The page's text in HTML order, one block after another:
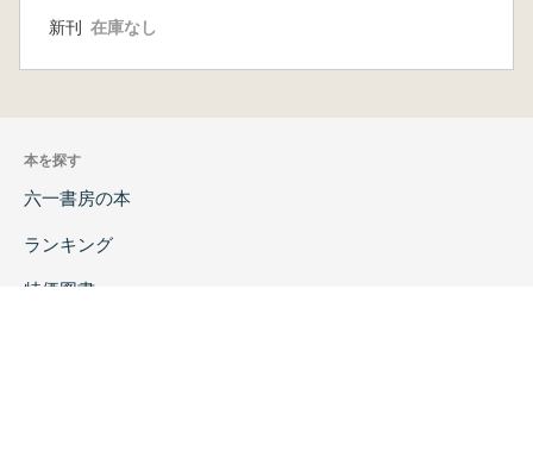
新刊 在庫なし
本を探す
六一書房の本
ランキング
特価図書